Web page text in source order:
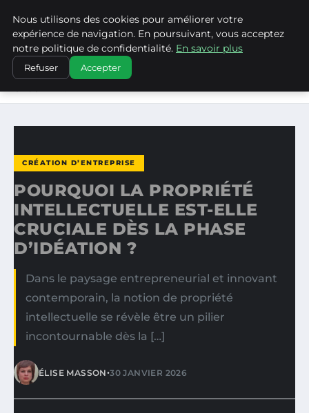
WP CAPE
ACCUEIL
CRÉATION D’ENTREPRISE
POURQUOI LA PROPRIÉTÉ INTELLECTUELLE EST-ELLE
CRÉATION D’ENTREPRISE
POURQUOI LA PROPRIÉTÉ
INTELLECTUELLE EST-ELLE
CRUCIALE DÈS LA PHASE
D’IDÉATION ?
Dans le paysage entrepreneurial et innovant
contemporain, la notion de propriété
intellectuelle se révèle être un pilier
incontournable dès la […]
ÉLISE MASSON•30 JANVIER 2026
Nous utilisons des cookies pour améliorer votre
expérience de navigation. En poursuivant, vous acceptez
notre politique de confidentialité. En savoir plus
Refuser Accepter